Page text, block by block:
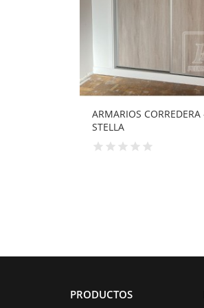
INSTALACIÓN DE MURO
DECORATIVO CON...
PRODUCTOS